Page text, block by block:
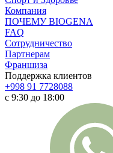
Компания
ПОЧЕМУ BIOGENA
FAQ
Сотрудничество
Партнерам
Франшиза
Поддержка клиентов
+998 91 7728088
с 9:30 до 18:00